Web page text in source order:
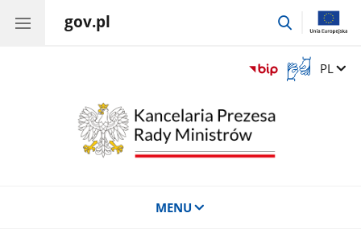
gov.pl
przejdź
Otwórz
okno
Zmień
PL
MENU